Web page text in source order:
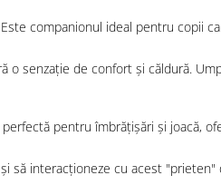
companionul ideal pentru copii
o senzație de confort și căldură.
pentru îmbrățișări și joacă,
să interacționeze cu acest